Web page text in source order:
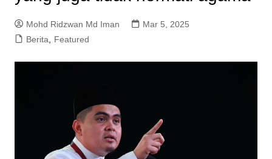
Mohd Ridzwan Md Iman
Mar 5, 2025
Berita, Featured